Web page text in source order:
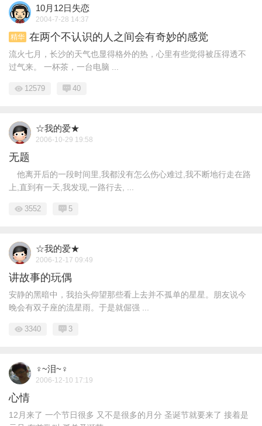
10月12日失恋
2004-7-28 14:37
精华 在两个不认识的人之间会有奇妙的感觉
流火七月，长沙的天气也显得格外的热，心里有些觉得被压得透不
过气来。 一杯茶，一台电脑 ...
12579 40
☆我的爱★
2006-10-29 19:58
无题
他离开后的一段时间里,我都没有怎么伤心难过,我不断地行走在路
上,直到有一天,我发现,一路行去, ...
3552 5
☆我的爱★
2006-12-17 09:49
讲故事的玩偶
安静的黑暗中，我抬头仰望那些看上去并不孤单的星星。朋友说今
晚会有双子座的流星雨。于是就倔强 ...
3340 3
♀~泪~♀
2006-12-10 17:19
心情
12月来了 一个节日很多 又不是很多的月分 圣诞节就要来了 接着是